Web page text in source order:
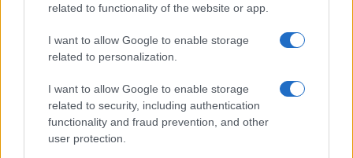
related to functionality of the website or app.
I want to allow Google to enable storage
related to personalization.
I want to allow Google to enable storage
related to security, including authentication
functionality and fraud prevention, and other
user protection.
Zuckerbergert, itt a lehetőség –
2021. április 5.